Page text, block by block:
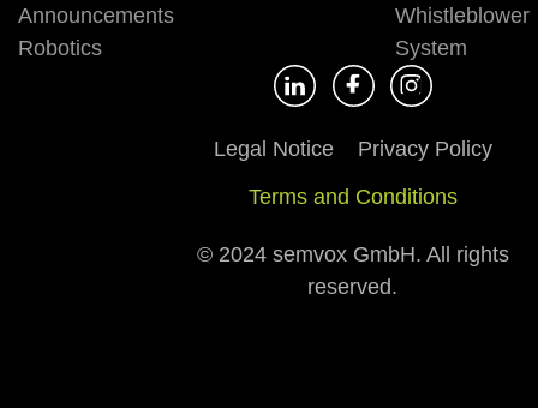
Announcements
Robotics
Whistleblower
System
Legal Notice
Privacy Policy
Terms and Conditions
© 2024 semvox GmbH. All rights
reserved.